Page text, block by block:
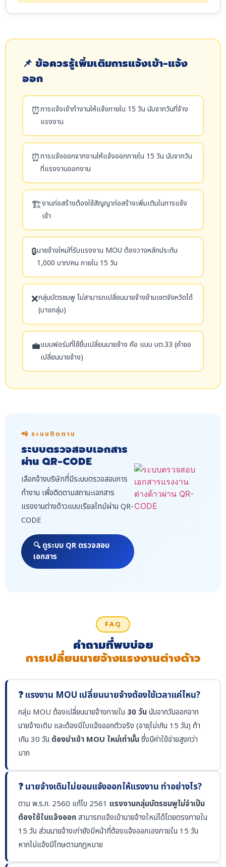
📌 ข้อควรรู้เพิ่มเติมการแจ้งเข้า-แจ้ง
ออก
⏰การแจ้งเข้าทำงานให้แจ้งภายใน 15 วัน นับจากวันที่จ้าง
แรงงาน
⏰การแจ้งออกจากงานให้แจ้งออกภายใน 15 วัน นับจากวัน
ที่แรงงานออกงาน
🏗️งานก่อสร้างต้องใช้สัญญาก่อสร้างเพิ่มเติมในการแจ้ง
เข้า
🔒นายจ้างใหม่ที่รับแรงงาน MOU ต้องวางหลักประกัน
1,000 บาท/คน ภายใน 15 วัน
❌กลุ่มบัตรชมพู ไม่สามารถเปลี่ยนนายจ้างข้ามเขตจังหวัดได้
(บางกลุ่ม)
💼แบบฟอร์มที่ใช้ยื่นเปลี่ยนนายจ้าง คือ แบบ บต.33 (คำขอ
เปลี่ยนนายจ้าง)
📲 ระบบติดตาม
ระบบตรวจสอบเอกสาร
ผ่าน QR-CODE
เลือกจ้างบริษัทที่มีระบบตรวจสอบการ
ทำงาน เพื่อติดตามสถานะเอกสาร
แรงงานต่างด้าวแบบเรียลไทม์ผ่าน QR-
CODE
🔍 ดูระบบ QR ตรวจสอบ
เอกสาร
FAQ
คำถามที่พบบ่อย
การเปลี่ยนนายจ้างแรงงานต่างด้าว
❓ แรงงาน MOU เปลี่ยนนายจ้างต้องใช้เวลาแค่ไหน?
กลุ่ม MOU ต้องเปลี่ยนนายจ้างภายใน 30 วันนับจากวันออกจาก
นายจ้างเดิม และต้องมีใบแจ้งออกตัวจริง (อายุไม่เกิน 15 วัน) ถ้า
เกิน 30 วัน ต้องนำเข้า MOU ใหม่เท่านั้นซึ่งมีค่าใช้จ่ายสูงกว่า
มาก
❓ นายจ้างเดิมไม่ยอมแจ้งออกให้แรงงาน ทำอย่างไร?
ตาม พ.ร.ก. 2560 แก้ไข 2561 แรงงานกลุ่มบัตรชมพูไม่จำเป็น
ต้องใช้ใบแจ้งออกสามารถแจ้งเข้านายจ้างใหม่ได้โดยตรงภายใน
15 วัน ส่วนนายจ้างเก่ายังมีหน้าที่ต้องแจ้งออกเองภายใน 15 วัน
หากไม่แจ้งมีโทษตามกฎหมาย